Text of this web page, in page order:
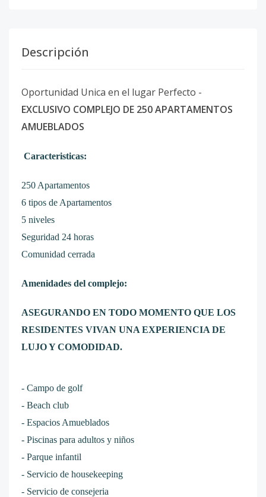
Descripción
Oportunidad Unica en el lugar Perfecto -
EXCLUSIVO COMPLEJO DE 250 APARTAMENTOS
AMUEBLADOS
Caracteristicas:
250 Apartamentos
6 tipos de Apartamentos
5 niveles
Seguridad 24 horas
Comunidad cerrada
Amenidades del complejo:
ASEGURANDO EN TODO MOMENTO QUE LOS
RESIDENTES VIVAN UNA EXPERIENCIA DE
LUJO Y COMODIDAD.
- Campo de golf
- Beach club
- Espacios Amueblados
- Piscinas para adultos y niños
- Parque infantil
- Servicio de housekeeping
- Servicio de consejeria